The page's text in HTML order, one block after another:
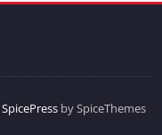
SpicePressby SpiceThemes